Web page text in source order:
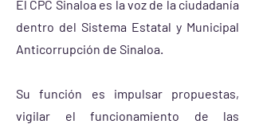
El CPC Sinaloa es la voz de la ciudadanía
dentro del Sistema Estatal y Municipal
Anticorrupción de Sinaloa.
Su función es impulsar propuestas,
vigilar el funcionamiento de las